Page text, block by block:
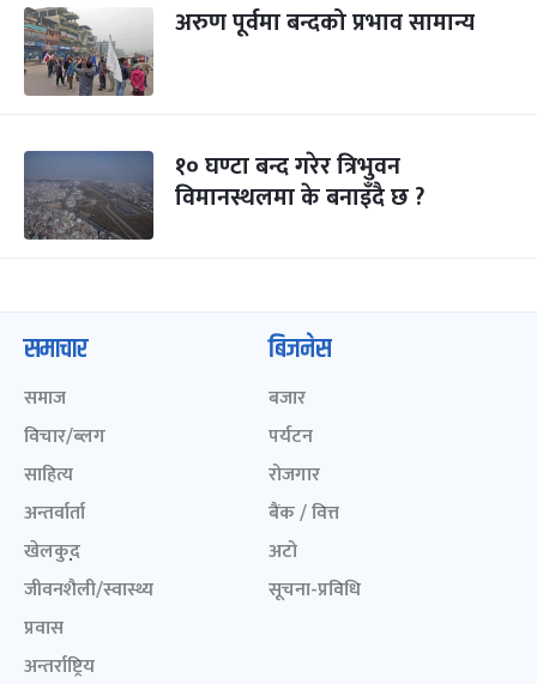
अरुण पूर्वमा बन्दको प्रभाव सामान्य
१० घण्टा बन्द गरेर त्रिभुवन
विमानस्थलमा के बनाइँदै छ ?
समाचार
समाज
विचार/ब्लग
साहित्य
अन्तर्वार्ता
खेलकुद़़
जीवनशैली/स्वास्थ्य
प्रवास
अन्तर्राष्ट्रिय
बिजनेस
बजार
पर्यटन
रोजगार
बैंक / वित्त
अटो
सूचना-प्रविधि